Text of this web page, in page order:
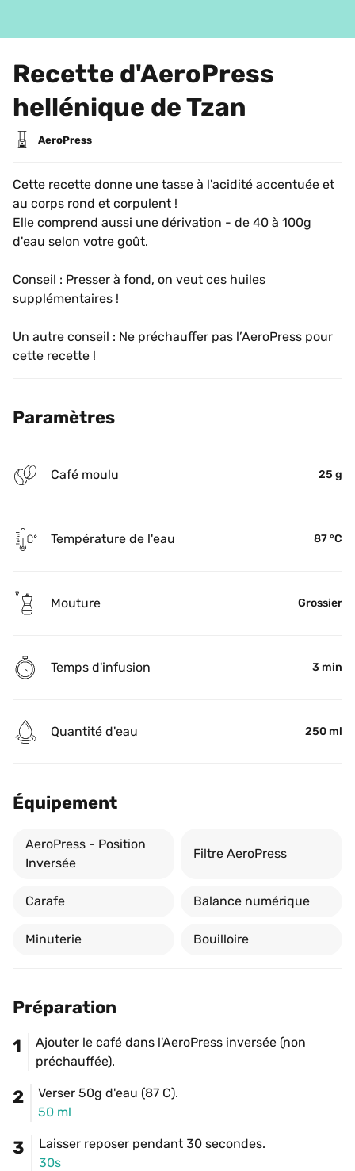
Recette d'AeroPress
hellénique de Tzan
AeroPress
Cette recette donne une tasse à l'acidité accentuée et
au corps rond et corpulent !
Elle comprend aussi une dérivation - de 40 à 100g
d'eau selon votre goût.
Conseil : Presser à fond, on veut ces huiles
supplémentaires !
Un autre conseil : Ne préchauffer pas l’AeroPress pour
cette recette !
Paramètres
Café moulu 25 g
Température de l'eau 87 °C
Mouture Grossier
Temps d'infusion 3 min
Quantité d'eau 250 ml
Équipement
AeroPress - Position
Inversée
Filtre AeroPress
Carafe Balance numérique
Minuterie Bouilloire
Préparation
1
Ajouter le café dans l'AeroPress inversée (non
préchauffée).
2
Verser 50g d'eau (87 C).
50 ml
3
Laisser reposer pendant 30 secondes.
30s